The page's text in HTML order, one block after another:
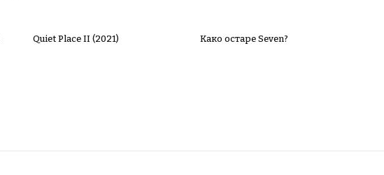
Quiet Place II (2021) Како остаре Seven?